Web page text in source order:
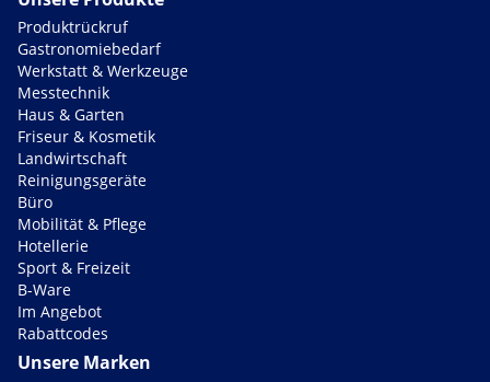
Produktrückruf
Gastronomiebedarf
Werkstatt & Werkzeuge
Messtechnik
Haus & Garten
Friseur & Kosmetik
Landwirtschaft
Reinigungsgeräte
Büro
Mobilität & Pflege
Hotellerie
Sport & Freizeit
B-Ware
Im Angebot
Rabattcodes
Unsere Marken